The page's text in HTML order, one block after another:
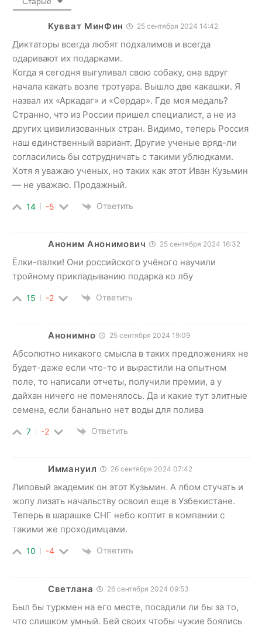
Кувват МинФин 25 сентября 2024 14:42
Диктаторы всегда любят подхалимов и всегда
одаривают их подарками.
Когда я сегодня выгуливал свою собаку, она вдруг
начала какать возле тротуара. Вышло две какашки. Я
назвал их «Аркадаг» и «Сердар». Где моя медаль?
Странно, что из России пришел специалист, а не из
других цивилизованных стран. Видимо, теперь Россия
наш единственный вариант. Другие ученые вряд-ли
согласились бы сотрудничать с такими ублюдками.
Хотя я уважаю ученых, но таких как этот Иван Кузьмин
— не уважаю. Продажный.
14 -5 Ответить
Аноним Анонимович 25 сентября 2024 16:32
Ёлки-палки! Они российского учёного научили
тройному прикладыванию подарка ко лбу
15 -2 Ответить
Анонимно 25 сентября 2024 19:09
Абсолютно никакого смысла в таких предложениях не
будет-даже если что-то и вырастили на опытном
поле, то написали отчеты, получили премии, а у
дайхан ничего не поменялось. Да и какие тут элитные
семена, если банально нет воды для полива
7 -2 Ответить
Иммануил 26 сентября 2024 07:42
Липовый академик он этот Кузьмин. А лбом стучать и
жопу лизать начальству освоил еще в Узбекистане.
Теперь в шарашке СНГ небо коптит в компании с
такими же проходимцами.
10 -4 Ответить
Светлана 26 сентября 2024 09:53
Был бы туркмен на его месте, посадили ли бы за то,
что слишком умный. Бей своих чтобы чужие боялись